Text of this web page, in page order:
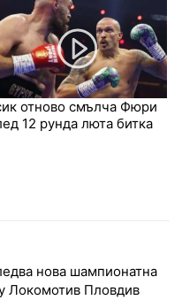
отново смълча Фюри
12 рунда люта битка
нова шампионатна
Локомотив Пловдив